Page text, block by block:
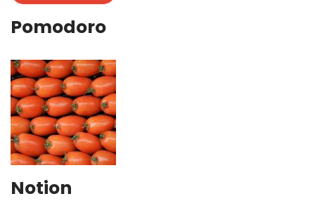
Pomodoro
Notion